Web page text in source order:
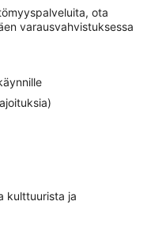
ota
varausvahvistuksessa
kulttuurista ja